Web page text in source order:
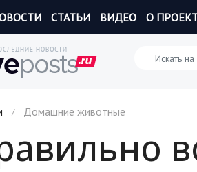
СТАТЬИ ВИДЕО О
/ Домашние животные